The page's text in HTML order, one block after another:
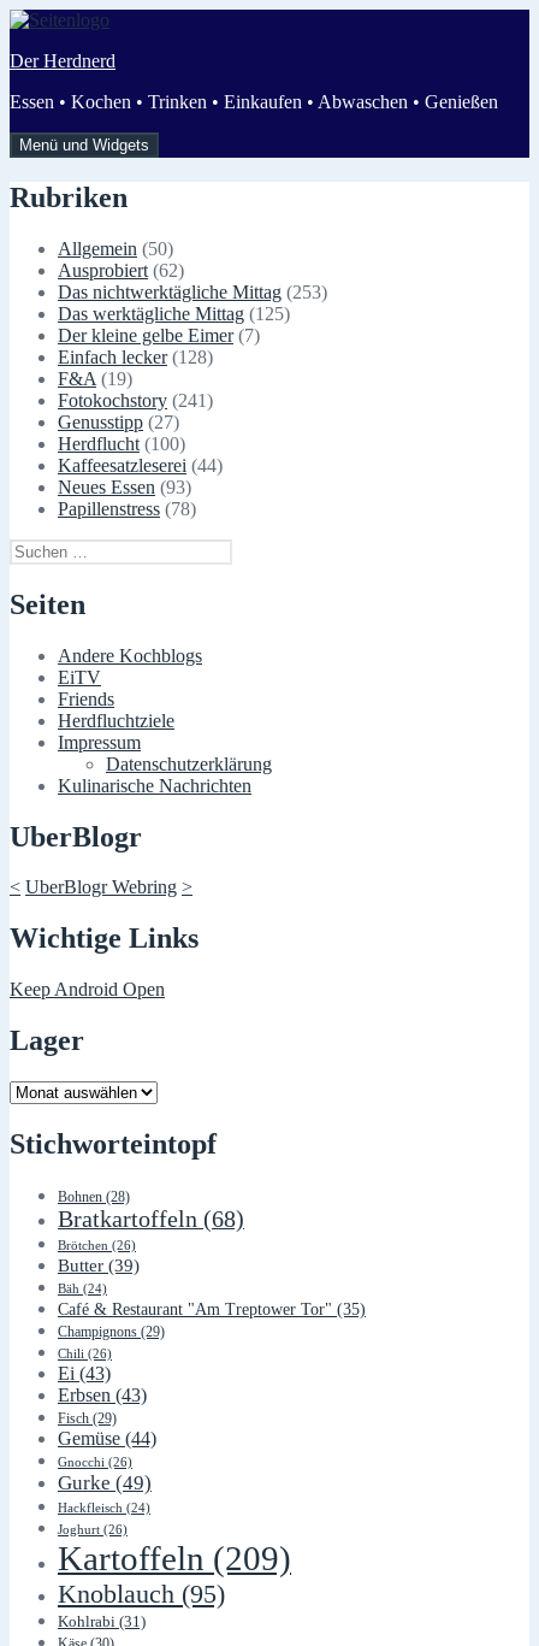
Zum
springen
Der Herdnerd
Essen • Kochen • Trinken • Einkaufen • Abwaschen • Genießen
Menü und Widgets
Rubriken
Allgemein (50)
Ausprobiert (62)
Das nichtwerktägliche Mittag (253)
Das werktägliche Mittag (125)
Der kleine gelbe Eimer(7)
Einfach lecker(128)
F&A (19)
Fotokochstory (241)
Genusstipp (27)
Herdflucht (100)
Kaffeesatzleserei (44)
Neues Essen (93)
Papillenstress (78)
Suchen
nach:
Seiten
Andere Kochblogs
EiTV
Friends
Herdfluchtziele
Impressum
Datenschutzerklärung
Kulinarische Nachrichten
UberBlogr
< UberBlogr Webring >
Wichtige Links
Keep Android Open
Lager
Lager
Stichworteintopf
Bohnen (28)
Bratkartoffeln (68)
Brötchen (26)
Butter (39)
Bäh (24)
Café & Restaurant "Am Treptower Tor" (35)
Champignons (29)
Chili (26)
Ei (43)
Erbsen (43)
Fisch (29)
Gemüse (44)
Gnocchi (26)
Gurke (49)
Hackfleisch (24)
Joghurt (26)
Kartoffeln (209)
Knoblauch (95)
Kohlrabi (31)